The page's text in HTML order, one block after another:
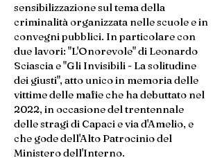
sensibilizzazione sul tema della
criminalità organizzata nelle scuole e in
convegni pubblici. In particolare con
due lavori: "L'Onorevole" di Leonardo
Sciascia e "Gli Invisibili - La solitudine
dei giusti", atto unico in memoria delle
vittime delle mafie che ha debuttato nel
2022, in occasione del trentennale
delle stragi di Capaci e via d'Amelio, e
che gode dell'Alto Patrocinio del
Ministero dell'Interno.